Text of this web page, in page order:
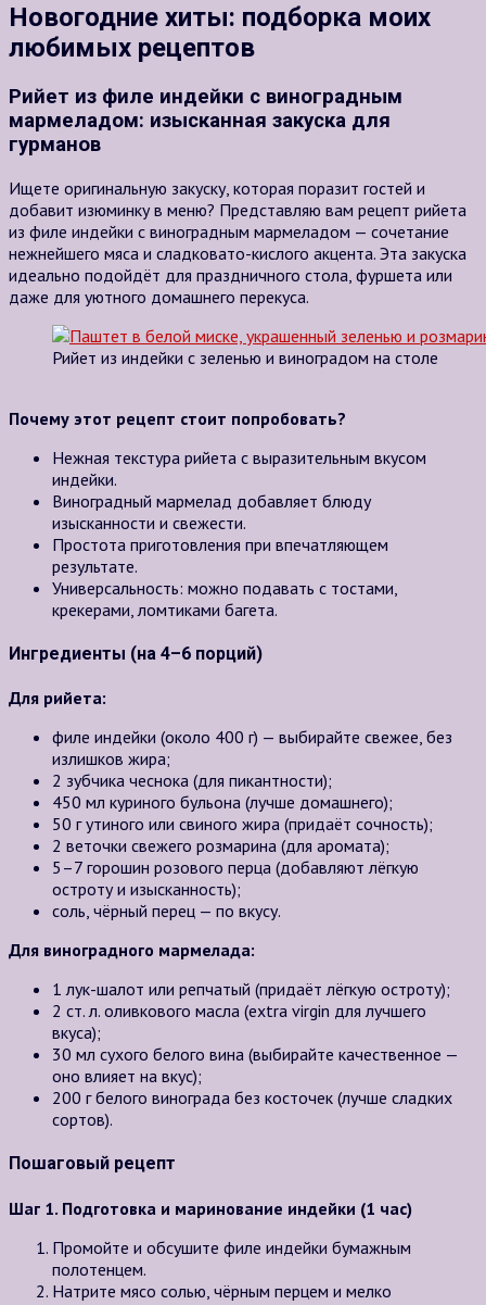
Новогодние хиты: подборка моих
любимых рецептов
Рийет из филе индейки с виноградным
мармеладом: изысканная закуска для
гурманов
Ищете оригинальную закуску, которая поразит гостей и
добавит изюминку в меню? Представляю вам рецепт рийета
из филе индейки с виноградным мармеладом — сочетание
нежнейшего мяса и сладковато-кислого акцента. Эта закуска
идеально подойдёт для праздничного стола, фуршета или
даже для уютного домашнего перекуса.
Рийет из индейки с зеленью и виноградом на столе
Почему этот рецепт стоит попробовать?
Нежная текстура рийета с выразительным вкусом
индейки.
Виноградный мармелад добавляет блюду
изысканности и свежести.
Простота приготовления при впечатляющем
результате.
Универсальность: можно подавать с тостами,
крекерами, ломтиками багета.
Ингредиенты (на 4–6 порций)
Для рийета:
филе индейки (около 400 г) — выбирайте свежее, без
излишков жира;
2 зубчика чеснока (для пикантности);
450 мл куриного бульона (лучше домашнего);
50 г утиного или свиного жира (придаёт сочность);
2 веточки свежего розмарина (для аромата);
5–7 горошин розового перца (добавляют лёгкую
остроту и изысканность);
соль, чёрный перец — по вкусу.
Для виноградного мармелада:
1 лук-шалот или репчатый (придаёт лёгкую остроту);
2 ст. л. оливкового масла (extra virgin для лучшего
вкуса);
30 мл сухого белого вина (выбирайте качественное —
оно влияет на вкус);
200 г белого винограда без косточек (лучше сладких
сортов).
Пошаговый рецепт
Шаг 1. Подготовка и маринование индейки (1 час)
Промойте и обсушите филе индейки бумажным
полотенцем.
Натрите мясо солью, чёрным перцем и мелко